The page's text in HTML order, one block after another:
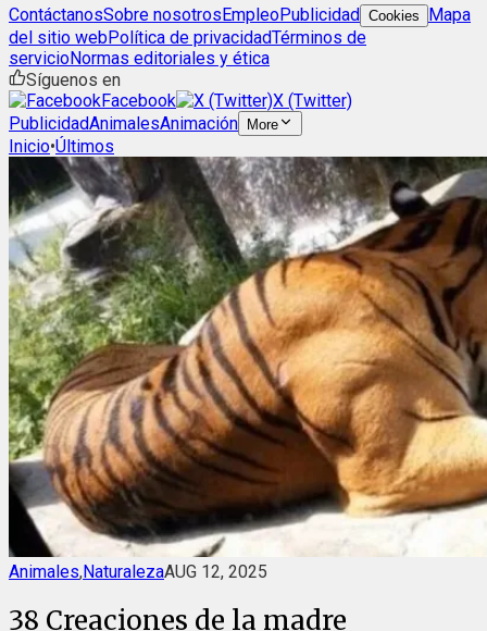
ContáctanosSobre nosotrosEmpleoPublicidad Cookies
Mapa
del sitio webPolítica de privacidadTérminos de
servicioNormas editoriales y ética
Síguenos en
Facebook
X (Twitter)
PublicidadAnimalesAnimación More
Inicio•Últimos
Animales,NaturalezaAUG 12, 2025
38 Creaciones de la madre